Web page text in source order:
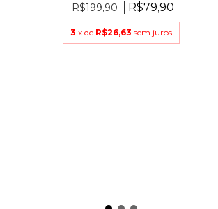
R$199,90
R$79,90
3 x de R$26,63 sem juros